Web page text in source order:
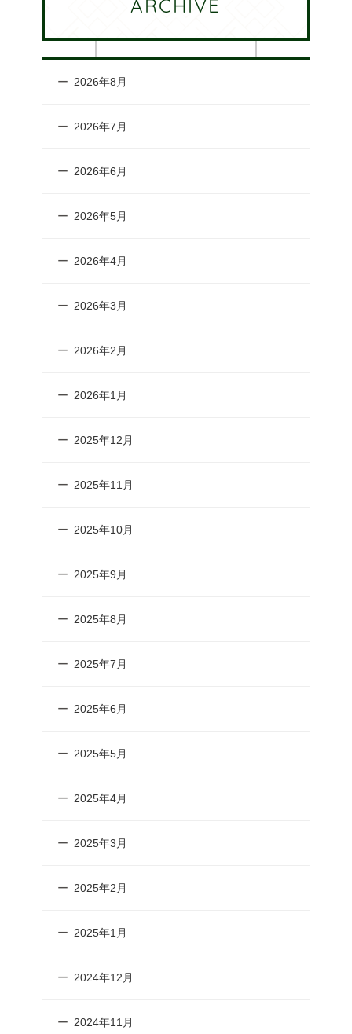
ARCHIVE
2026年8月
2026年7月
2026年6月
2026年5月
2026年4月
2026年3月
2026年2月
2026年1月
2025年12月
2025年11月
2025年10月
2025年9月
2025年8月
2025年7月
2025年6月
2025年5月
2025年4月
2025年3月
2025年2月
2025年1月
2024年12月
2024年11月